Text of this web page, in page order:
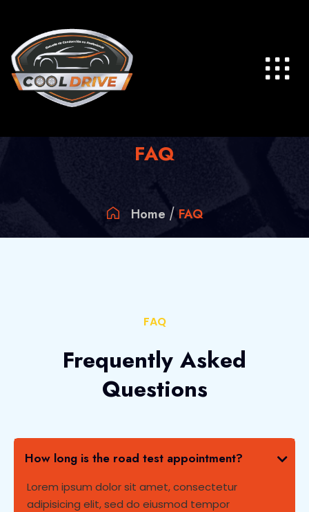
FAQ
Home FAQ
FAQ
Frequently Asked
Questions
How long is the road test appointment?
Lorem ipsum dolor sit amet, consectetur
adipisicing elit, sed do eiusmod tempor